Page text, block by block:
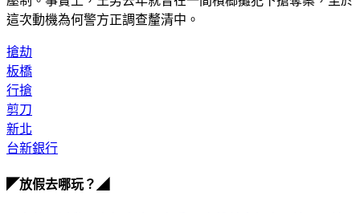
這次動機為何警方正調查釐清中。
搶劫
板橋
行搶
剪刀
新北
台新銀行
◤放假去哪玩？◢